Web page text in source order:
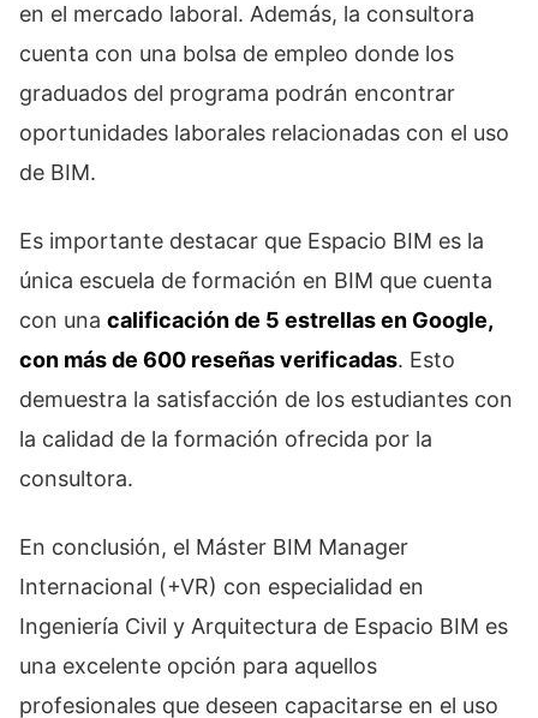
en el mercado laboral. Además, la consultora
cuenta con una bolsa de empleo donde los
graduados del programa podrán encontrar
oportunidades laborales relacionadas con el uso
de BIM.
Es importante destacar que Espacio BIM es la
única escuela de formación en BIM que cuenta
con una calificación de 5 estrellas en Google,
con más de 600 reseñas verificadas. Esto
demuestra la satisfacción de los estudiantes con
la calidad de la formación ofrecida por la
consultora.
En conclusión, el Máster BIM Manager
Internacional (+VR) con especialidad en
Ingeniería Civil y Arquitectura de Espacio BIM es
una excelente opción para aquellos
profesionales que deseen capacitarse en el uso